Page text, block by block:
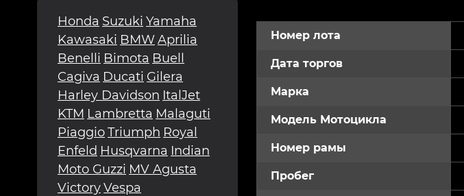
Honda Suzuki Yamaha
Kawasaki BMWAprilia
Benelli Bimota Buell
Cagiva Ducati Gilera
Harley Davidson ItalJet
KTM Lambretta Malaguti
PiaggioTriumph Royal
Enfeld Husqvarna Indian
Moto Guzzi MV Agusta
VictoryVespa
Номер лота
Дата торгов
Марка
Модель Мотоцикла
Номер рамы
Пробег